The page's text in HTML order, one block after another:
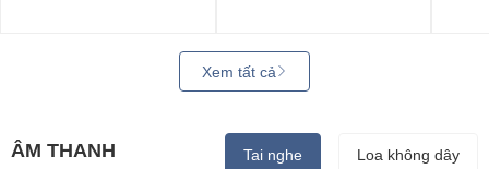
Xem tất cả
ÂM THANH Tai nghe Loa không dây